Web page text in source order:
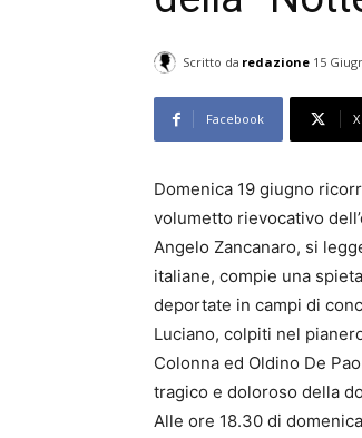
Scritto da redazione 15
Facebook X
Domenica 19 giugno
volumetto rievocativo
Angelo Zancanaro, si
italiane, compie una
deportate in campi di
Luciano, colpiti nel
Colonna ed Oldino De
tragico e doloroso della
Alle ore 18.30 di